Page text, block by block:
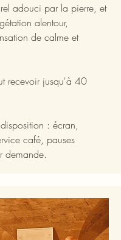
adouci par la pierre, et
alentour,
de calme et
recevoir jusqu'à 40
: écran,
café, pauses
demande.